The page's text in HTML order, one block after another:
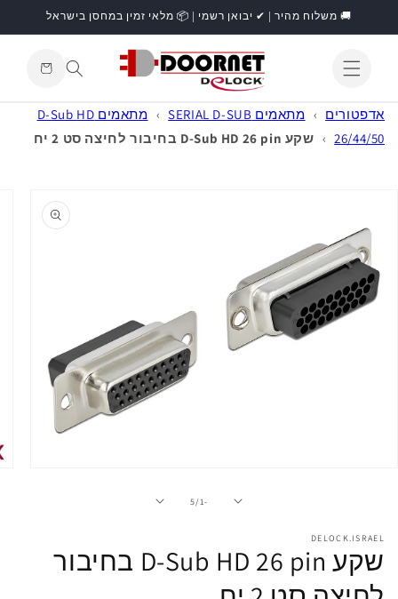
דילוג🚚 משלוח מהיר | ✔ יבואן רשמי | 📦 מלאי זמין במחסן בישראל
התחברות
קניות
אדפטורים › מתאמים SERIAL D-SUB ›
מתאמים D-Sub HD
26/44/50
› שקע D-Sub HD 26 pin בחיבור לחיצה סט 2 יח
-1
/מתוך
5
DELOCK.ISRAEL
שקע D-Sub HD 26 pin בחיבור